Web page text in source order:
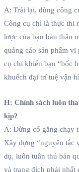
A: Trái lại, dùng công
Công cụ chỉ là thực thi
lược của bạn bản thân
quảng cáo sản phẩm
cụ chỉ khiến bạn “bốc
khuếch đại trí tuệ vận
H: Chính sách luôn
kịp?
A: Đừng cố gắng chạy
Xây dựng “nguyên tắc
dụ, luôn tuân thủ bản
và trang đích phải nhất